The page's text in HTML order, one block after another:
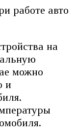
работе авто
на
можно
и